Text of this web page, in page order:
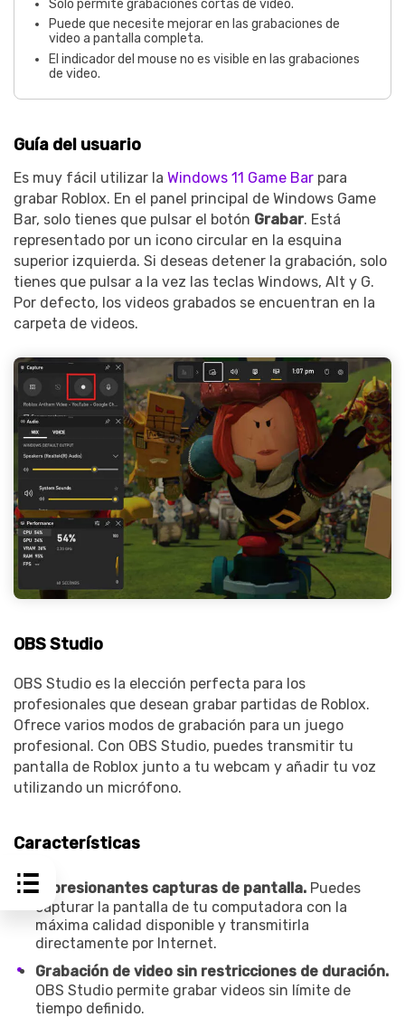
Solo permite grabaciones cortas de video.
Puede que necesite mejorar en las grabaciones de
video a pantalla completa.
El indicador del mouse no es visible en las grabaciones
de video.
Guía del usuario
Es muy fácil utilizar la Windows 11 Game Bar para
grabar Roblox. En el panel principal de Windows Game
Bar, solo tienes que pulsar el botón Grabar. Está
representado por un icono circular en la esquina
superior izquierda. Si deseas detener la grabación, solo
tienes que pulsar a la vez las teclas Windows, Alt y G.
Por defecto, los videos grabados se encuentran en la
carpeta de videos.
OBS Studio
OBS Studio es la elección perfecta para los
profesionales que desean grabar partidas de Roblox.
Ofrece varios modos de grabación para un juego
profesional. Con OBS Studio, puedes transmitir tu
pantalla de Roblox junto a tu webcam y añadir tu voz
utilizando un micrófono.
Características
Impresionantes capturas de pantalla. Puedes
capturar la pantalla de tu computadora con la
máxima calidad disponible y transmitirla
directamente por Internet.
Grabación de video sin restricciones de duración.
OBS Studio permite grabar videos sin límite de
tiempo definido.